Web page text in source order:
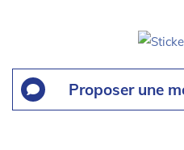
Proposer une